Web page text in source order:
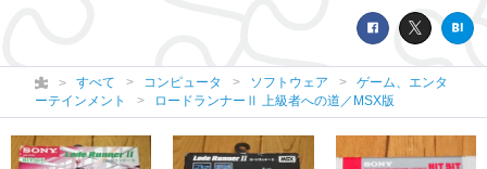
すべて コンピュータ ソフトウェア
ゲーム、エンタ
ーテインメント
ロードランナーⅡ 上級者への道／MSX版